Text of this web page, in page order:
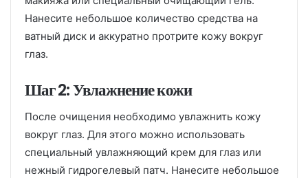
Нанесите небольшое количество средства на
ватный диск и аккуратно протрите кожу вокруг
глаз.
Шаг 2: Увлажнение кожи
После очищения необходимо увлажнить кожу
вокруг глаз. Для этого можно использовать
специальный увлажняющий крем для глаз или
нежный гидрогелевый патч. Нанесите небольшое